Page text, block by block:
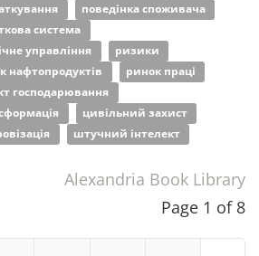
поведінка споживача
система
управління
ризики
нафтопродуктів
ринок праці
господарювання
цивільний захист
штучний інтелект
Alexandria Book Library
Page 1 of 8